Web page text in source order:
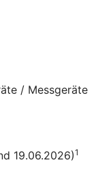
/ Messgeräte
19.06.2026)1